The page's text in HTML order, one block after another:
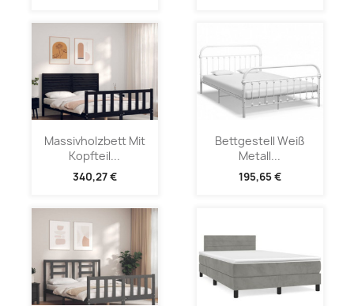
Massivholzbett Mit
Kopfteil...
340,27 €
Bettgestell Weiß
Metall...
195,65 €